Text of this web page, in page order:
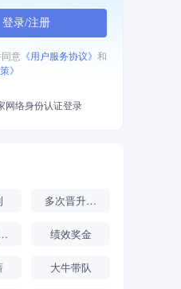
登录/注册
意 《用户服务协议》 和
》
网络身份认证登录
多次晋升机会
次调薪 绩效奖金
大牛带队